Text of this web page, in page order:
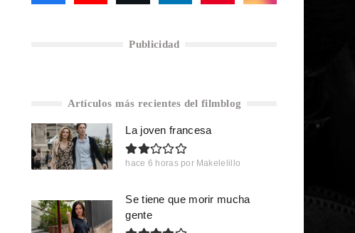
Publicidad
Artículos más recientes del filmblog
La joven francesa
hace 6 horas por Makelelillo
Se tiene que morir mucha
gente